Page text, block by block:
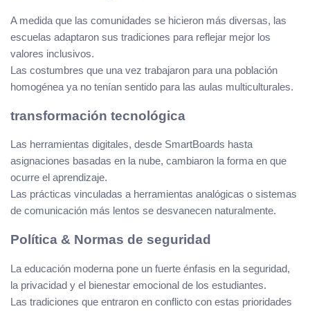
A medida que las comunidades se hicieron más diversas, las
escuelas adaptaron sus tradiciones para reflejar mejor los
valores inclusivos.
Las costumbres que una vez trabajaron para una población
homogénea ya no tenían sentido para las aulas multiculturales.
transformación tecnológica
Las herramientas digitales, desde SmartBoards hasta
asignaciones basadas en la nube, cambiaron la forma en que
ocurre el aprendizaje.
Las prácticas vinculadas a herramientas analógicas o sistemas
de comunicación más lentos se desvanecen naturalmente.
Política & Normas de seguridad
La educación moderna pone un fuerte énfasis en la seguridad,
la privacidad y el bienestar emocional de los estudiantes.
Las tradiciones que entraron en conflicto con estas prioridades